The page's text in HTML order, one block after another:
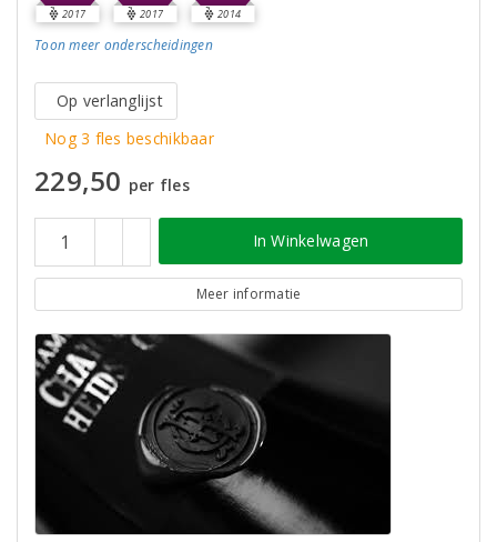
2017 2017 2014
Toon meer onderscheidingen
Op verlanglijst
Nog 3 fles beschikbaar
229,50 per fles
In Winkelwagen
Meer informatie